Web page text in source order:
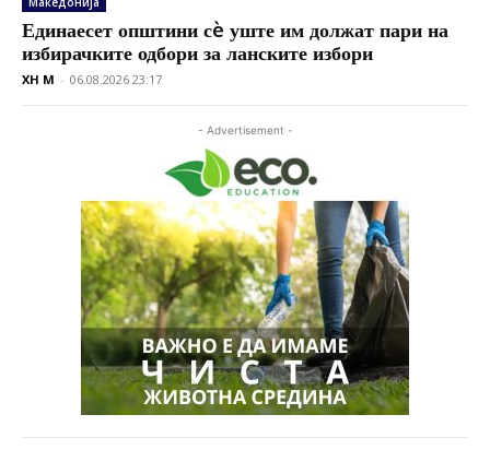
Единаесет општини сè уште им должат пари на
избирачките одбори за ланските избори
XH M - 06.08.2026 23:17
- Advertisement -